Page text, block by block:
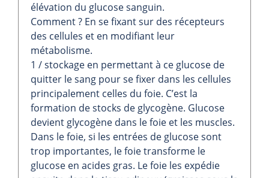
élévation du glucose sanguin.
Comment ? En se fixant sur des récepteurs
des cellules et en modifiant leur
métabolisme.
1 / stockage en permettant à ce glucose de
quitter le sang pour se fixer dans les cellules
principalement celles du foie. C’est la
formation de stocks de glycogène. Glucose
devient glycogène dans le foie et les muscles.
Dans le foie, si les entrées de glucose sont
trop importantes, le foie transforme le
glucose en acides gras. Le foie les expédie